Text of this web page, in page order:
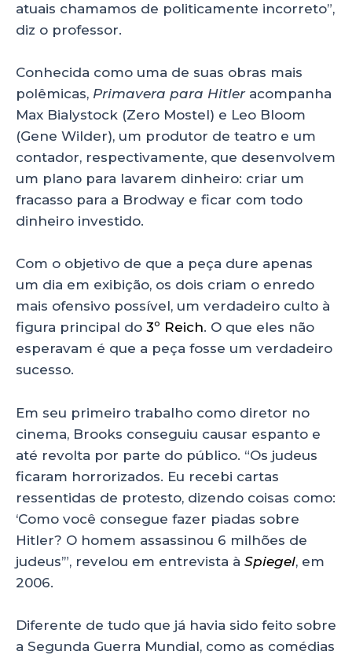
atuais chamamos de politicamente incorreto”,
diz o professor.
Conhecida como uma de suas obras mais
polêmicas, Primavera para Hitleracompanha
Max Bialystock (Zero Mostel) e Leo Bloom
(Gene Wilder), um produtor de teatro e um
contador, respectivamente, que desenvolvem
um plano para lavarem dinheiro: criar um
fracasso para a Brodway e ficar com todo
dinheiro investido.
Com o objetivo de que a peça dure apenas
um dia em exibição, os dois criam o enredo
mais ofensivo possível, um verdadeiro culto à
figura principal do 3º Reich. O que eles não
esperavam é que a peça fosse um verdadeiro
sucesso.
Em seu primeiro trabalho como diretor no
cinema, Brooks conseguiu causar espanto e
até revolta por parte do público. “Os judeus
ficaram horrorizados. Eu recebi cartas
ressentidas de protesto, dizendo coisas como:
‘Como você consegue fazer piadas sobre
Hitler? O homem assassinou 6 milhões de
judeus’”, revelou em entrevista à Spiegel, em
2006.
Diferente de tudo que já havia sido feito sobre
a Segunda Guerra Mundial, como as comédias